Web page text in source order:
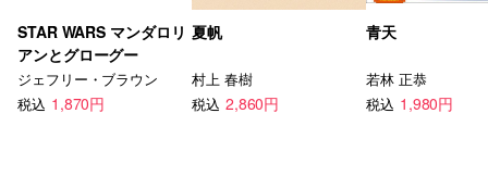
STAR WARS マンダロリ
アンとグローグー
ジェフリー・ブラウン
税込 1,870円
夏帆
村上 春樹
税込 2,860円
青天
若林 正恭
税込 1,980円